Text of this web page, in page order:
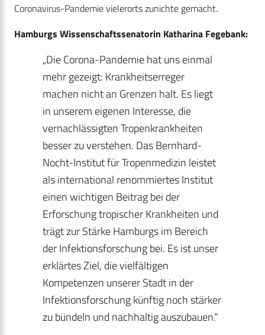
Coronavirus-Pandemie vielerorts zunichte gemacht.
Hamburgs Wissenschaftssenatorin Katharina Fegebank:
„Die Corona-Pandemie hat uns einmal
mehr gezeigt: Krankheitserreger
machen nicht an Grenzen halt. Es liegt
in unserem eigenen Interesse, die
vernachlässigten Tropenkrankheiten
besser zu verstehen. Das Bernhard-
Nocht-Institut für Tropenmedizin leistet
als international renommiertes Institut
einen wichtigen Beitrag bei der
Erforschung tropischer Krankheiten und
trägt zur Stärke Hamburgs im Bereich
der Infektionsforschung bei. Es ist unser
erklärtes Ziel, die vielfältigen
Kompetenzen unserer Stadt in der
Infektionsforschung künftig noch stärker
zu bündeln und nachhaltig auszubauen.“